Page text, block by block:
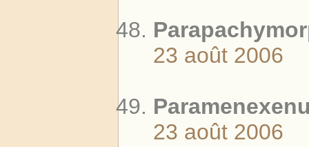
23 août 2006
23 août 2006